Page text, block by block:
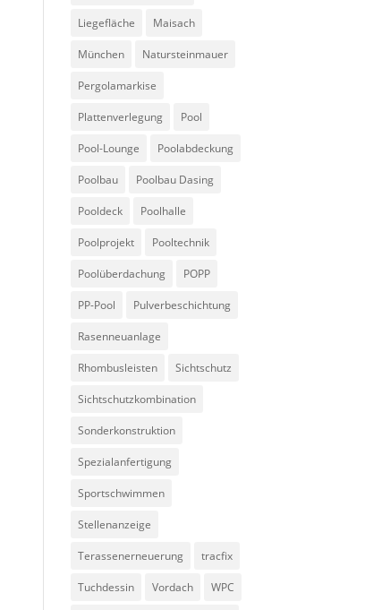
Liegefläche Maisach
München Natursteinmauer
Pergolamarkise
Plattenverlegung Pool
Pool-Lounge Poolabdeckung
Poolbau Poolbau Dasing
Pooldeck Poolhalle
Poolprojekt Pooltechnik
Poolüberdachung POPP
PP-Pool Pulverbeschichtung
Rasenneuanlage
Rhombusleisten Sichtschutz
Sichtschutzkombination
Sonderkonstruktion
Spezialanfertigung
Sportschwimmen
Stellenanzeige
Terassenerneuerung tracfix
Tuchdessin Vordach WPC